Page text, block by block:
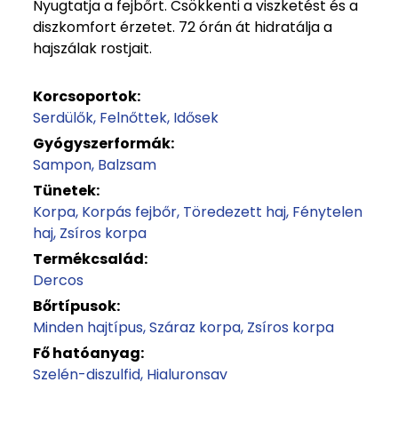
Nyugtatja a fejbőrt. Csökkenti a viszketést és a
diszkomfort érzetet. 72 órán át hidratálja a
hajszálak rostjait.
Korcsoportok:
Serdülők Felnőttek Idősek
Gyógyszerformák:
Sampon Balzsam
Tünetek:
Korpa Korpás fejbőr Töredezett haj Fénytelen
haj Zsíros korpa
Termékcsalád:
Dercos
Bőrtípusok:
Minden hajtípus Száraz korpa Zsíros korpa
Fő hatóanyag:
Szelén-diszulfid Hialuronsav